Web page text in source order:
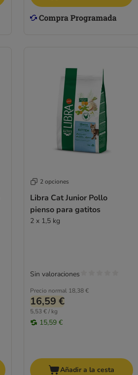
2 opciones
Libra Cat Junior Pollo
pienso para gatitos
2 x 1,5 kg
Precio normal 18,38 €
16,59 €
5,53 € / kg
15,59 €
Sin valoraciones
Añadir a la cesta